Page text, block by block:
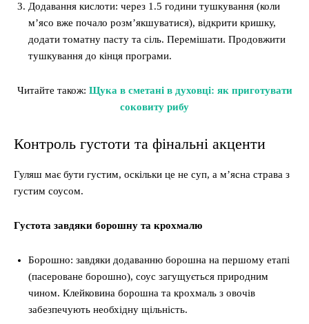
Додавання кислоти: через 1.5 години тушкування (коли
м’ясо вже почало розм’якшуватися), відкрити кришку,
додати томатну пасту та сіль. Перемішати. Продовжити
тушкування до кінця програми.
Читайте також: Щука в сметані в духовці: як приготувати
соковиту рибу
Контроль густоти та фінальні акценти
Гуляш має бути густим, оскільки це не суп, а м’ясна страва з
густим соусом.
Густота завдяки борошну та крохмалю
Борошно: завдяки додаванню борошна на першому етапі
(пасероване борошно), соус загущується природним
чином. Клейковина борошна та крохмаль з овочів
забезпечують необхідну щільність.